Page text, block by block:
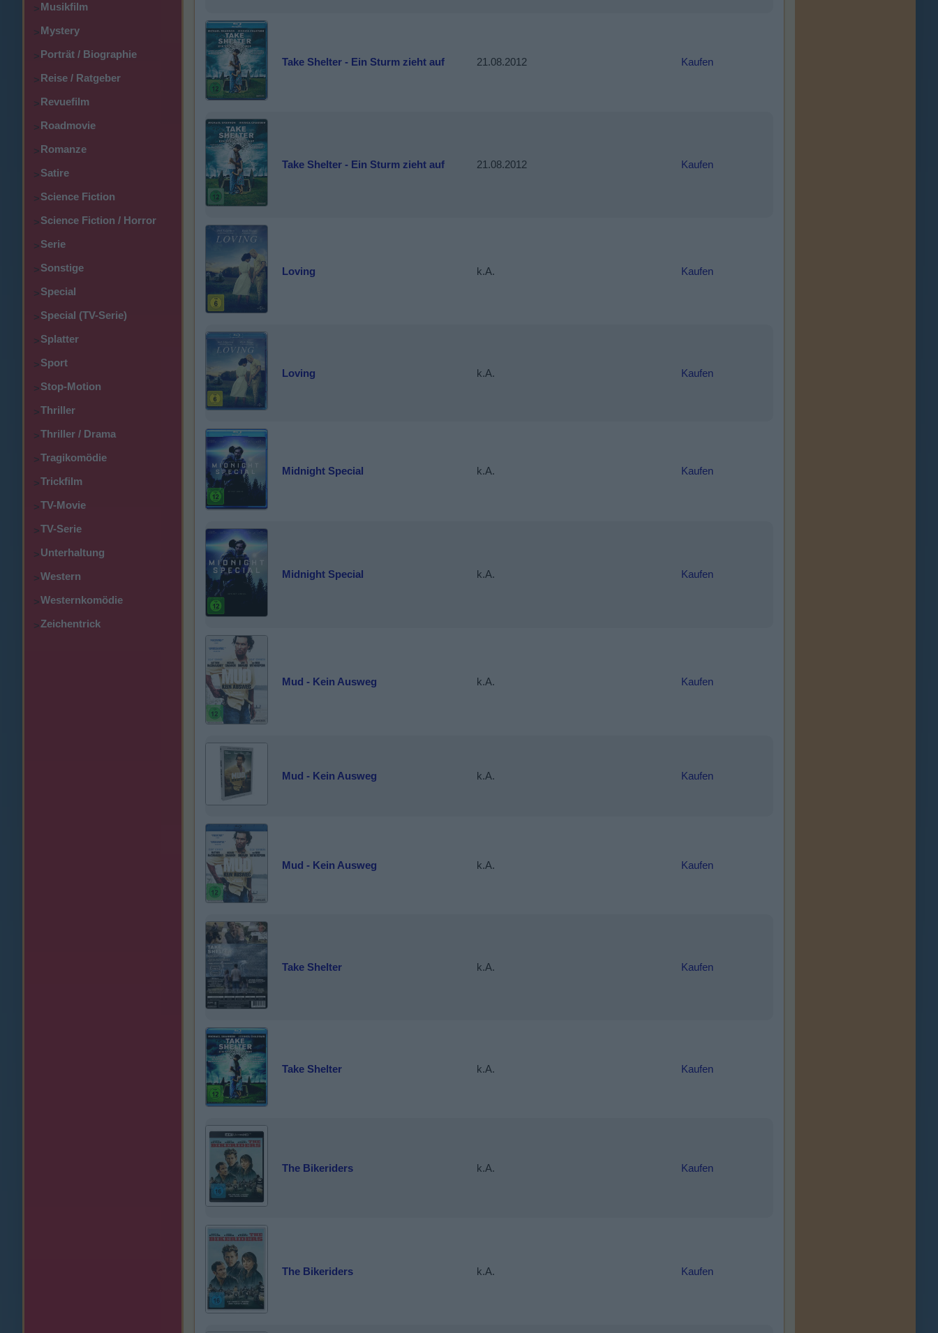
>Musikfilm
>Mystery
>Porträt / Biographie
>Reise / Ratgeber
>Revuefilm
>Roadmovie
>Romanze
>Satire
>Science Fiction
>Science Fiction / Horror
>Serie
>Sonstige
>Special
>Special (TV-Serie)
>Splatter
>Sport
>Stop-Motion
>Thriller
>Thriller / Drama
>Tragikomödie
>Trickfilm
>TV-Movie
>TV-Serie
>Unterhaltung
>Western
>Westernkomödie
>Zeichentrick
Take Shelter - Ein Sturm zieht auf 21.08.2012 Kaufen
Take Shelter - Ein Sturm zieht auf 21.08.2012 Kaufen
Loving k.A. Kaufen
Loving k.A. Kaufen
Midnight Special k.A. Kaufen
Midnight Special k.A. Kaufen
Mud - Kein Ausweg k.A. Kaufen
Mud - Kein Ausweg k.A. Kaufen
Mud - Kein Ausweg k.A. Kaufen
Take Shelter k.A. Kaufen
Take Shelter k.A. Kaufen
The Bikeriders k.A. Kaufen
The Bikeriders k.A. Kaufen